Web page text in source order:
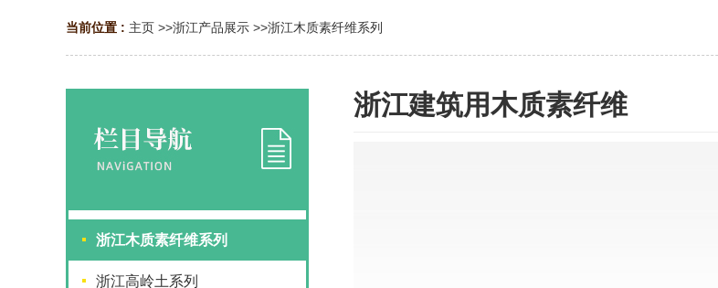
当前位置 : 主页 >>浙江产品展示 >>浙江木质素纤维系列
浙江木质素纤维系列
浙江高岭土系列
浙江建筑用木质素纤维